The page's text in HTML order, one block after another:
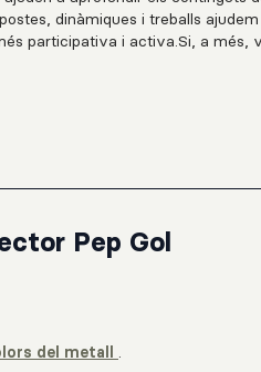
dinàmiques i treballs
participativa i activa.Si, a més,
Pep Gol
del metall .